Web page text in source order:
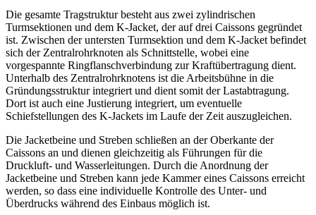
Die gesamte Tragstruktur besteht aus zwei zylindrischen
Turmsektionen und dem K-Jacket, der auf drei Caissons gegründet
ist. Zwischen der untersten Turmsektion und dem K-Jacket befindet
sich der Zentralrohrknoten als Schnittstelle, wobei eine
vorgespannte Ringflanschverbindung zur Kraftübertragung dient.
Unterhalb des Zentralrohrknotens ist die Arbeitsbühne in die
Gründungsstruktur integriert und dient somit der Lastabtragung.
Dort ist auch eine Justierung integriert, um eventuelle
Schiefstellungen des K-Jackets im Laufe der Zeit auszugleichen.
Die Jacketbeine und Streben schließen an der Oberkante der
Caissons an und dienen gleichzeitig als Führungen für die
Druckluft- und Wasserleitungen. Durch die Anordnung der
Jacketbeine und Streben kann jede Kammer eines Caissons erreicht
werden, so dass eine individuelle Kontrolle des Unter- und
Überdrucks während des Einbaus möglich ist.